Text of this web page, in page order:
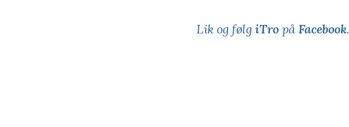
Lik og følg iTro på Facebook.